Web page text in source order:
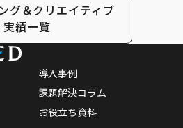
お問い合わせ
グ＆クリエイティブ
実績一覧
導入事例
課題解決コラム
お役立ち資料